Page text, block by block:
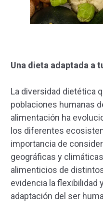
Una dieta adaptada a
La diversidad dietética
poblaciones humanas
alimentación ha
los diferentes
importancia de
geográficas y
alimenticios de
evidencia la flexibilidad
adaptación del ser